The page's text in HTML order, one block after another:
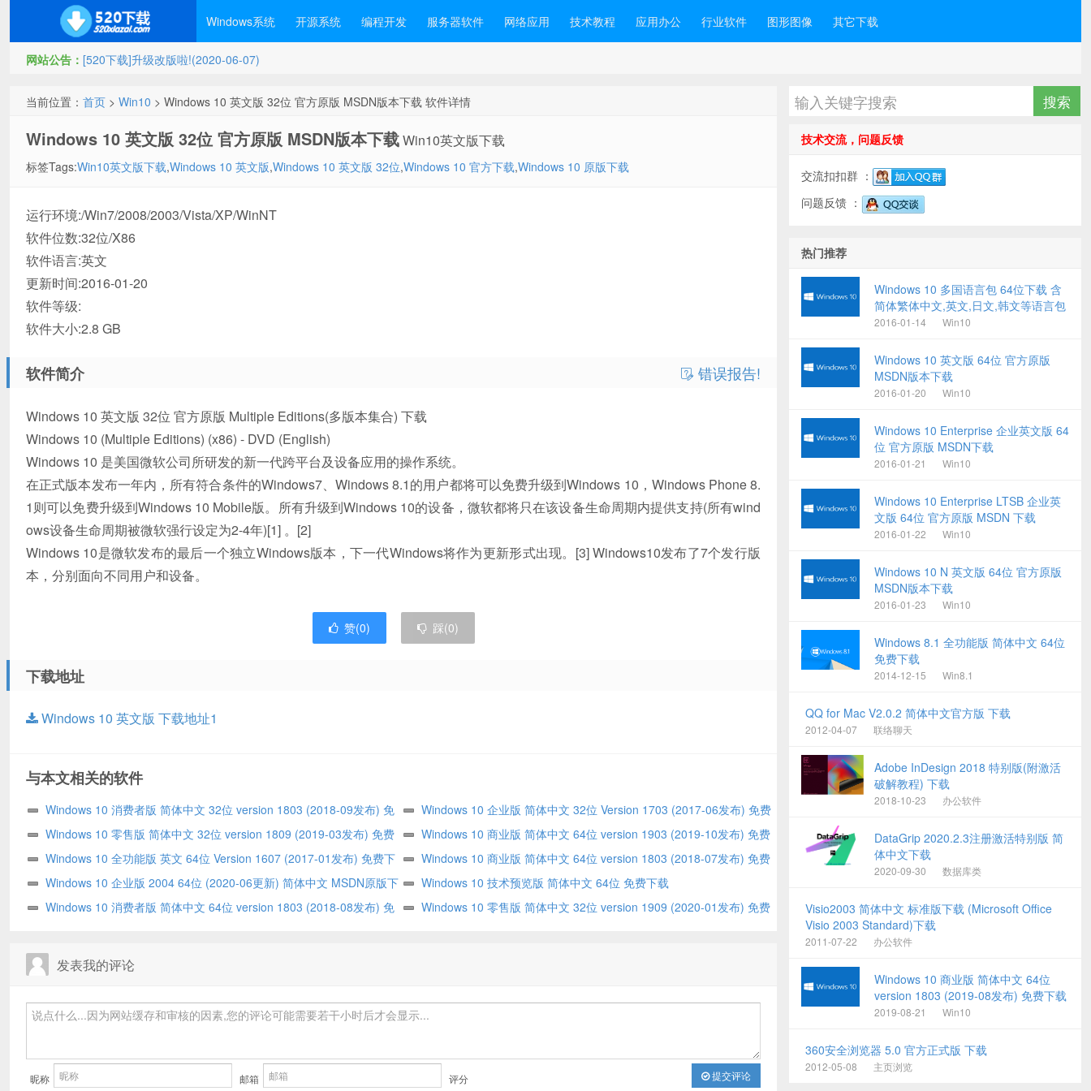
Windows系统 开源系统 编程开发 服务器软件 网络应用 技术教程 应用办公 行业软件 图形图像 其它下载
网站公告： [520下载]升级改版啦!(2020-06-07)
当前位置： 首页 > Win10 > Windows 10 英文版 32位 官方原版 MSDN版本下载 软件详情
Windows 10 英文版 32位 官方原版 MSDN版本下载Win10英文版下载
标签Tags:Win10英文版下载,Windows 10 英文版,Windows 10 英文版 32位,Windows 10 官方下载,Windows 10 原版下载
运行环境:/Win7/2008/2003/Vista/XP/WinNT
软件位数:32位/X86
软件语言:英文
更新时间:2016-01-20
软件等级:
软件大小:2.8 GB
软件简介 错误报告!
Windows 10 英文版 32位 官方原版 Multiple Editions(多版本集合) 下载
Windows 10 (Multiple Editions) (x86) - DVD (English)
Windows 10 是美国微软公司所研发的新一代跨平台及设备应用的操作系统。
在正式版本发布一年内，所有符合条件的Windows7、Windows 8.1的用户都将可以免费升级到Windows 10，Windows Phone 8.
1则可以免费升级到Windows 10 Mobile版。所有升级到Windows 10的设备，微软都将只在该设备生命周期内提供支持(所有wind
ows设备生命周期被微软强行设定为2-4年)[1] 。[2]
Windows 10是微软发布的最后一个独立Windows版本，下一代Windows将作为更新形式出现。[3] Windows10发布了7个发行版
本，分别面向不同用户和设备。
赞(0) 踩(0)
下载地址
Windows 10 英文版 下载地址1
与本文相关的软件
Windows 10 消费者版 简体中文 32位 version 1803 (2018-09发布) 免
费下载
Windows 10 企业版 简体中文 32位 Version 1703 (2017-06发布) 免费
下载
Windows 10 零售版 简体中文 32位 version 1809 (2019-03发布) 免费
下载
Windows 10 商业版 简体中文 64位 version 1903 (2019-10发布) 免费
下载
Windows 10 全功能版 英文 64位 Version 1607 (2017-01发布) 免费下
载
Windows 10 商业版 简体中文 64位 version 1803 (2018-07发布) 免费
下载
Windows 10 企业版 2004 64位 (2020-06更新) 简体中文 MSDN原版下
载
Windows 10 技术预览版 简体中文 64位 免费下载
Windows 10 消费者版 简体中文 64位 version 1803 (2018-08发布) 免
Windows 10 零售版 简体中文 32位 version 1909 (2020-01发布) 免费
发表我的评论
昵称 邮箱 评分 提交评论
技术交流，问题反馈
交流扣扣群 ：
问题反馈 ：
热门推荐
Windows 10 多国语言包 64位下载 含
简体繁体中文,英文,日文,韩文等语言包
2016-01-14 Win10
Windows 10 英文版 64位 官方原版
MSDN版本下载
2016-01-20 Win10
Windows 10 Enterprise 企业英文版 64
位 官方原版 MSDN下载
2016-01-21 Win10
Windows 10 Enterprise LTSB 企业英
文版 64位 官方原版 MSDN 下载
2016-01-22 Win10
Windows 10 N 英文版 64位 官方原版
MSDN版本下载
2016-01-23 Win10
Windows 8.1 全功能版 简体中文 64位
免费下载
2014-12-15 Win8.1
QQ for Mac V2.0.2 简体中文官方版 下载
2012-04-07 联络聊天
Adobe InDesign 2018 特别版(附激活
破解教程) 下载
2018-10-23 办公软件
DataGrip 2020.2.3注册激活特别版 简
体中文下载
2020-09-30 数据库类
Visio2003 简体中文 标准版下载 (Microsoft Office
Visio 2003 Standard)下载
2011-07-22 办公软件
Windows 10 商业版 简体中文 64位
version 1803 (2019-08发布) 免费下载
2019-08-21 Win10
360安全浏览器 5.0 官方正式版 下载
2012-05-08 主页浏览